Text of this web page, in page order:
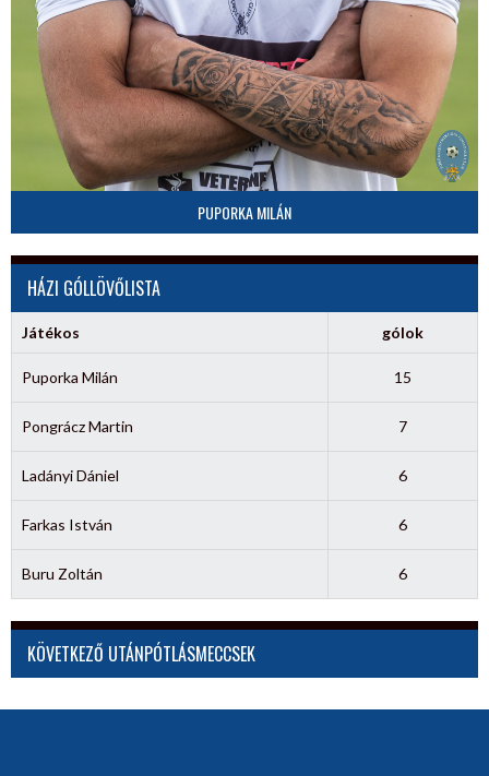
PUPORKA MILÁN
HÁZI GÓLLÖVŐLISTA
Játékos gólok
Puporka Milán 15
Pongrácz Martin 7
Ladányi Dániel 6
Farkas István 6
Buru Zoltán 6
KÖVETKEZŐ UTÁNPÓTLÁSMECCSEK